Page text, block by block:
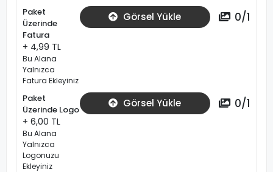
Paket
Üzerinde
Fatura
+ 4,99 TL
Bu Alana
Yalnızca
Fatura Ekleyiniz
Görsel Yükle 0/1
Paket
Üzerinde Logo
+ 6,00 TL
Bu Alana
Yalnızca
Logonuzu
Ekleyiniz
Görsel Yükle 0/1